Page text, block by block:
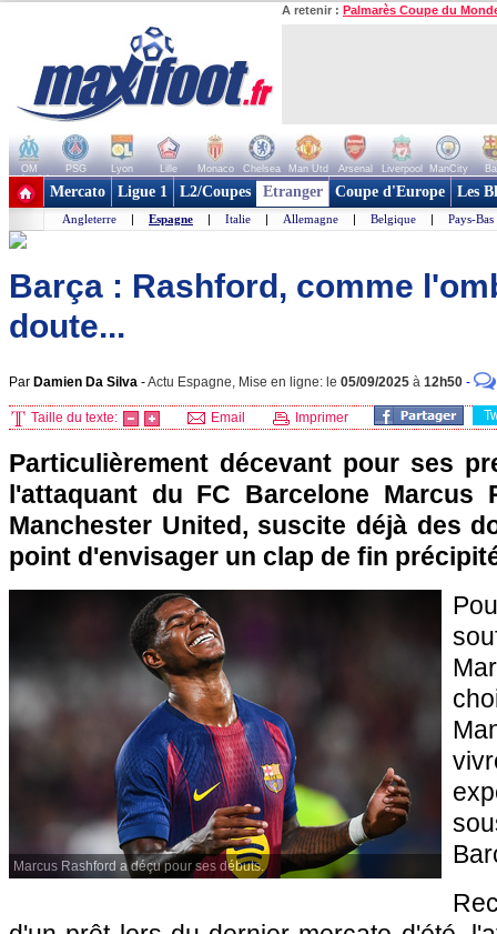
A retenir : Palmarès Coupe du
OM PSG Lyon Lille Monaco Chelsea Man Utd Arsenal Liverpool ManCity
+ de clubs
Mercato Ligue 1 L2/Coupes Etranger Coupe d'Europe Les
Angleterre | Espagne | Italie | Allemagne | Belgique | Pays-Bas
Barça : Rashford, comme
doute...
Par Damien Da Silva -Actu Espagne, Mise en ligne: le 05/09/2025 à 12h50 -
Taille du texte: Email Imprimer
Particulièrement décevant pour ses
l'attaquant du FC Barcelone Marcus
Manchester United, suscite déjà des
point d'envisager un clap de fin
Marcus Rashford a déçu pour ses débuts.